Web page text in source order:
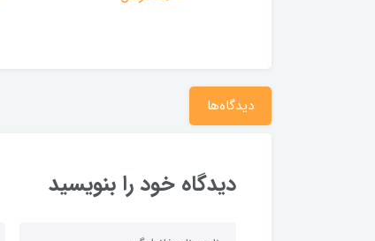
دیدگاه‌ها
دیدگاه خود را بنویسید